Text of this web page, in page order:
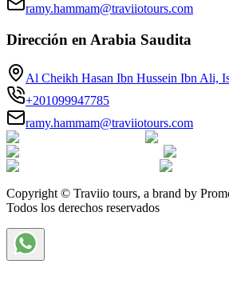
ramy.hammam@traviiotours.com
Dirección en Arabia Saudita
Al Cheikh Hasan Ibn Hussein Ibn Ali,
+201099947785
ramy.hammam@traviiotours.com
Copyright © Traviio tours, a brand by
Todos los derechos reservados